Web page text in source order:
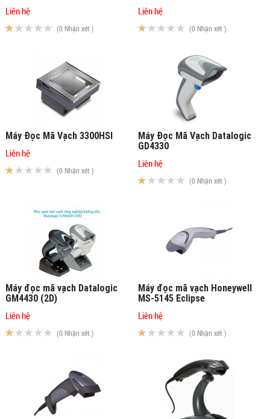
Liên hệ
(0 Nhận xét )
Liên hệ
(0 Nhận xét )
Máy Đọc Mã Vạch 3300HSI
Liên hệ
(0 Nhận xét )
Máy Đọc Mã Vạch Datalogic
GD4330
Liên hệ
(0 Nhận xét )
Máy đọc mã vạch Datalogic
GM4430 (2D)
Liên hệ
(0 Nhận xét )
Máy đọc mã vạch Honeywell
MS-5145 Eclipse
Liên hệ
(0 Nhận xét )